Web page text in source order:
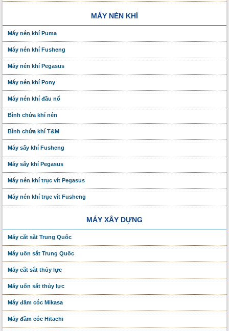
MÁY NÉN KHÍ
Máy nén khí Puma
Máy nén khí Fusheng
Máy nén khí Pegasus
Máy nén khí Pony
Máy nén khí đầu nổ
Bình chứa khí nén
Bình chứa khí T&M
Máy sấy khí Fusheng
Máy sấy khí Pegasus
Máy nén khí trục vít Pegasus
Máy nén khí trục vít Fusheng
MÁY XÂY DỰNG
Máy cắt sắt Trung Quốc
Máy uốn sắt Trung Quốc
Máy cắt sắt thủy lực
Máy uốn sắt thủy lực
Máy đầm cóc Mikasa
Máy đầm cóc Hitachi